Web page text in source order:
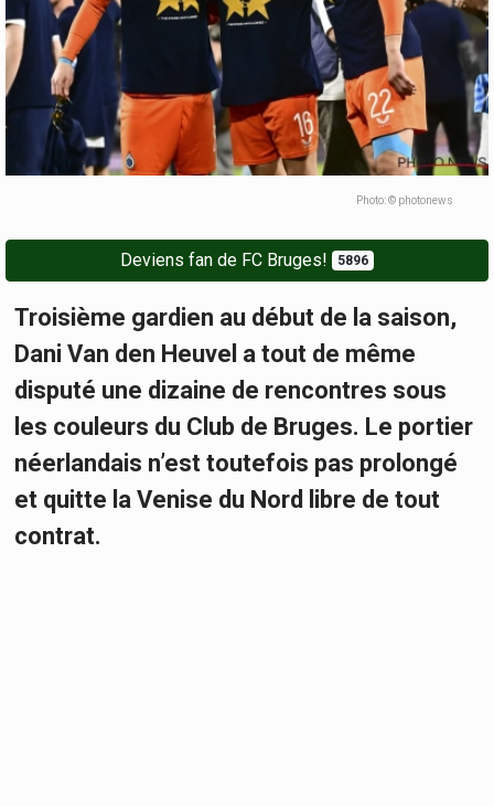
Photo: © photonews
Deviens fan de FC Bruges! 5896
Troisième gardien au début de la saison,
Dani Van den Heuvel a tout de même
disputé une dizaine de rencontres sous
les couleurs du Club de Bruges. Le portier
néerlandais n’est toutefois pas prolongé
et quitte la Venise du Nord libre de tout
contrat.